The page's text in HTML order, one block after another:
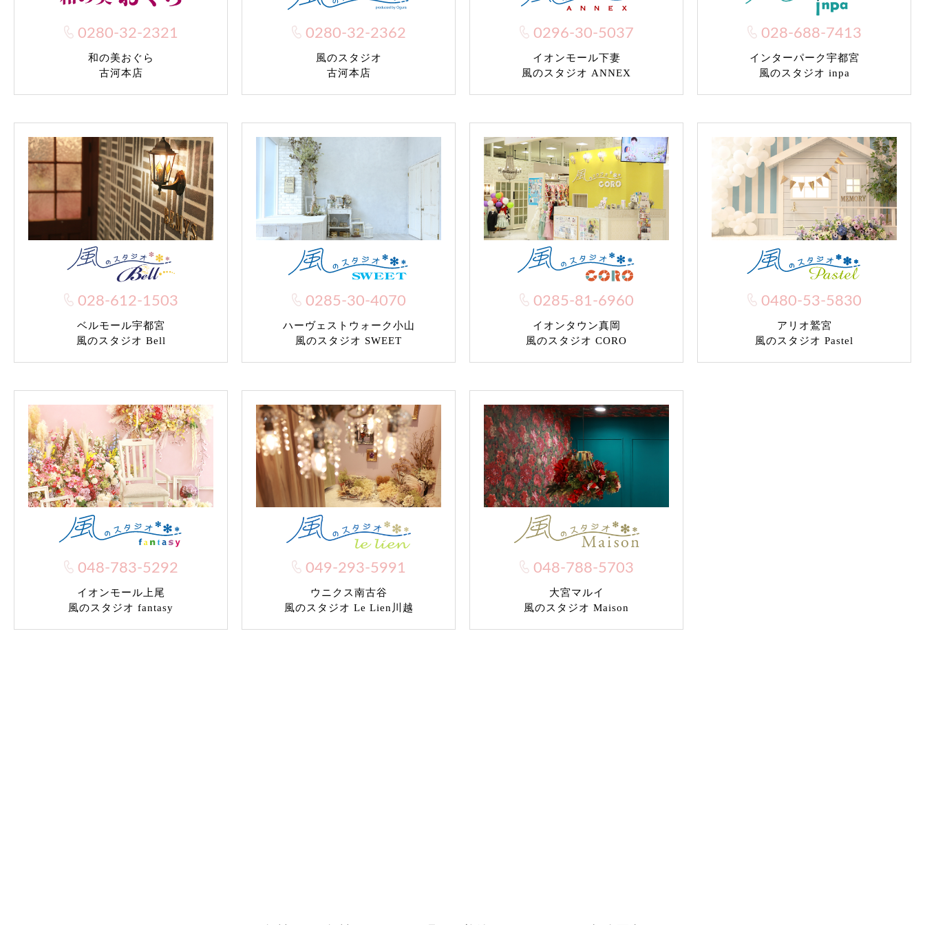
0280-32-2321
和の美おぐら
古河本店
0280-32-2362
風のスタジオ
古河本店
0296-30-5037
イオンモール下妻
風のスタジオ ANNEX
028-688-7413
インターパーク宇都宮
風のスタジオ inpa
028-612-1503
ベルモール宇都宮
風のスタジオ Bell
0285-30-4070
ハーヴェストウォーク小山
風のスタジオ SWEET
0285-81-6960
イオンタウン真岡
風のスタジオ CORO
0480-53-5830
アリオ鷲宮
風のスタジオ Pastel
048-783-5292
イオンモール上尾
風のスタジオ fantasy
049-293-5991
ウニクス南古谷
風のスタジオ Le Lien川越
048-788-5703
大宮マルイ
風のスタジオ Maison